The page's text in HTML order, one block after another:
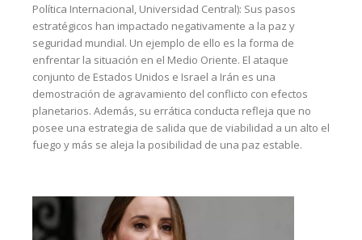
Política Internacional, Universidad Central): Sus pasos
estratégicos han impactado negativamente a la paz y
seguridad mundial. Un ejemplo de ello es la forma de
enfrentar la situación en el Medio Oriente. El ataque
conjunto de Estados Unidos e Israel a Irán es una
demostración de agravamiento del conflicto con efectos
planetarios. Además, su errática conducta refleja que no
posee una estrategia de salida que de viabilidad a un alto el
fuego y más se aleja la posibilidad de una paz estable.